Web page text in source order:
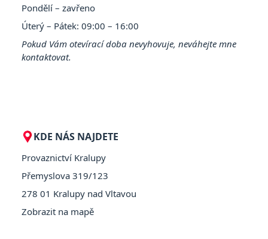
Pondělí – zavřeno
Úterý – Pátek: 09:00 – 16:00
Pokud Vám otevírací doba nevyhovuje, neváhejte mne
kontaktovat.
KDE NÁS NAJDETE
Provaznictví Kralupy
Přemyslova 319/123
278 01 Kralupy nad Vltavou
Zobrazit na mapě